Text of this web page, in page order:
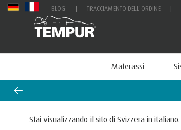
BLOG TRACCIAMENTO DELL'ORDINE
Materassi
Stai visualizzando il sito di Svizzera in